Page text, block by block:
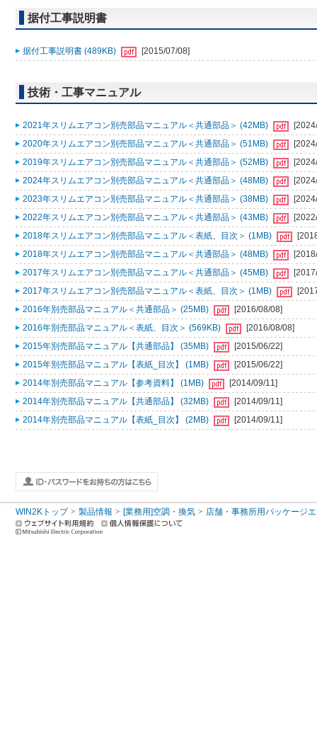
据付工事説明書
据付工事説明書 (489KB) [2015/07/08]
技術・工事マニュアル
2021年スリムエアコン別売部品マニュアル＜共通部品＞ (42MB)
2020年スリムエアコン別売部品マニュアル＜共通部品＞ (51MB)
2019年スリムエアコン別売部品マニュアル＜共通部品＞ (52MB)
2024年スリムエアコン別売部品マニュアル＜共通部品＞ (48MB)
2023年スリムエアコン別売部品マニュアル＜共通部品＞ (38MB)
2022年スリムエアコン別売部品マニュアル＜共通部品＞ (43MB)
2018年スリムエアコン別売部品マニュアル＜表紙、目次＞ (1MB)
2018年スリムエアコン別売部品マニュアル＜共通部品＞ (48MB)
2017年スリムエアコン別売部品マニュアル＜共通部品＞ (45MB)
2017年スリムエアコン別売部品マニュアル＜表紙、目次＞ (1MB)
2016年別売部品マニュアル＜共通部品＞ (25MB)
[2016/08/08]
2016年別売部品マニュアル＜表紙、目次＞ (569KB)
[2016/08/08]
2015年別売部品マニュアル【共通部品】 (35MB)
[2015/06/22]
2015年別売部品マニュアル【表紙_目次】 (1MB)
[2015/06/22]
2014年別売部品マニュアル【参考資料】 (1MB)
[2014/09/11]
2014年別売部品マニュアル【共通部品】 (32MB)
[2014/09/11]
2014年別売部品マニュアル【表紙_目次】 (2MB)
[2014/09/11]
WIN2Kトップ 製品情報 [業務用]空調・換気 店舗・事務所用パッケージ